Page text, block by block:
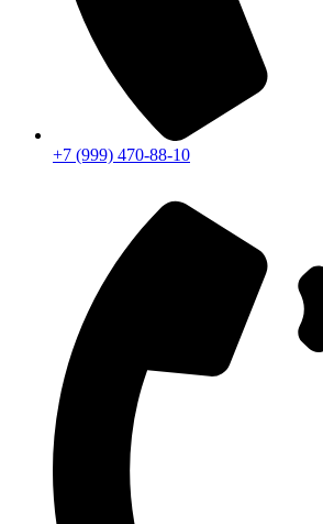
+7 (999) 470-88-10